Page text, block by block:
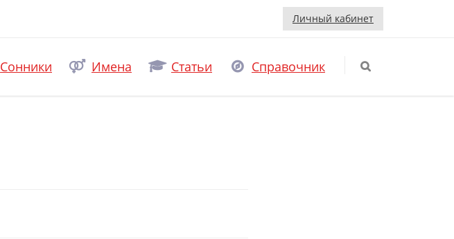
Личный кабинет
Сонники Имена Статьи Справочник